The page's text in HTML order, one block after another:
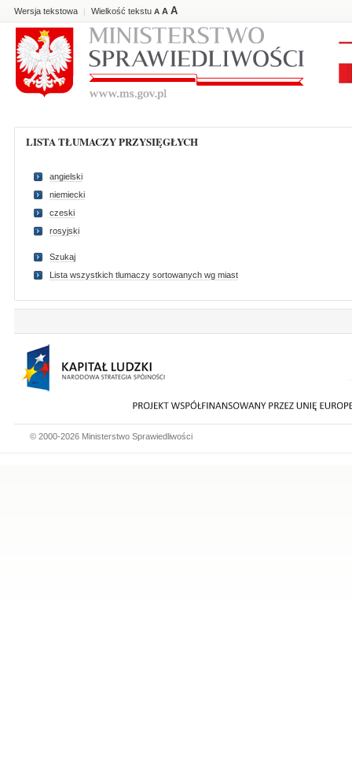
Wersja tekstowa | Wielkość tekstu A A A
LISTA TŁUMACZY PRZYSIĘGŁYCH
angielski
niemiecki
czeski
rosyjski
Szukaj
Lista wszystkich tlumaczy sortowanych wg miast
© 2000-2026 Ministerstwo Sprawiedliwości